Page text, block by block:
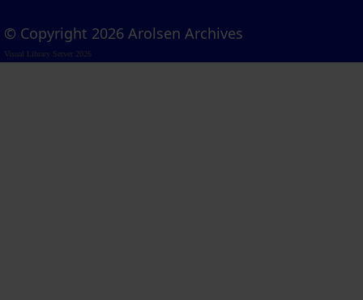
© Copyright 2026 Arolsen Archives
Visual Library Server 2026